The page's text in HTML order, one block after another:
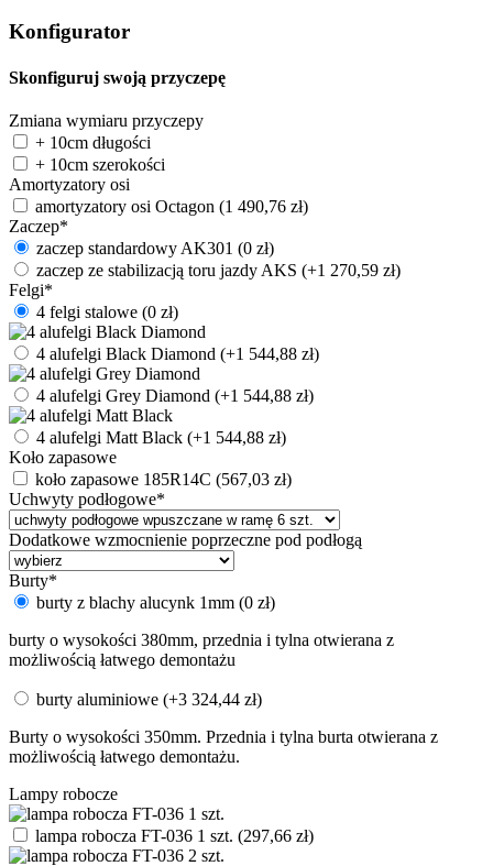
Konfigurator
Skonfiguruj swoją przyczepę
Zmiana wymiaru przyczepy
+ 10cm długości
+ 10cm szerokości
Amortyzatory osi
amortyzatory osi Octagon (1 490,76 zł)
Zaczep*
zaczep standardowy AK301 (0 zł)
zaczep ze stabilizacją toru jazdy AKS (+1 270,59 zł)
Felgi*
4 felgi stalowe (0 zł)
4 alufelgi Black Diamond (+1 544,88 zł)
4 alufelgi Grey Diamond (+1 544,88 zł)
4 alufelgi Matt Black (+1 544,88 zł)
Koło zapasowe
koło zapasowe 185R14C (567,03 zł)
Uchwyty podłogowe*
Dodatkowe wzmocnienie poprzeczne pod podłogą
Burty*
burty z blachy alucynk 1mm (0 zł)
burty o wysokości 380mm, przednia i tylna otwierana z
możliwością łatwego demontażu
burty aluminiowe (+3 324,44 zł)
Burty o wysokości 350mm. Przednia i tylna burta otwierana z
możliwością łatwego demontażu.
Lampy robocze
lampa robocza FT-036 1 szt. (297,66 zł)